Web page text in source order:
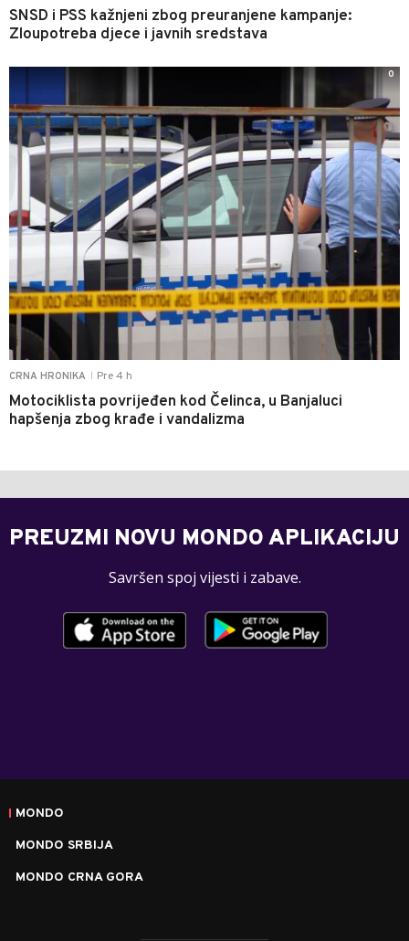
SNSD i PSS kažnjeni zbog preuranjene kampanje:
Zloupotreba djece i javnih sredstava
CRNA HRONIKA Pre 4 h
Motociklista povrijeđen kod Čelinca, u Banjaluci
hapšenja zbog krađe i vandalizma
0
PREUZMI NOVU MONDO APLIKACIJU
Savršen spoj vijesti i zabave.
MONDO
MONDO SRBIJA
MONDO CRNA GORA